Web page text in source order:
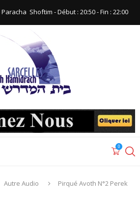
Shoftim‬ - Début : 20:50‬ - Fin : ‪22:00‬
0
Autre Audio
Pirqué Avoth N°2 Perek